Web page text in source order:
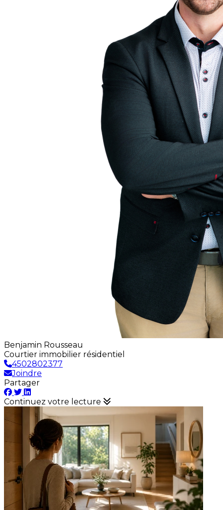
Benjamin Rousseau
Courtier immobilier résidentiel
4502802377
Joindre
Partager
Continuez votre lecture